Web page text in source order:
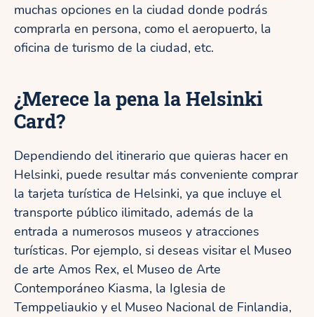
muchas opciones en la ciudad donde podrás
comprarla en persona, como el aeropuerto, la
oficina de turismo de la ciudad, etc.
¿Merece la pena la Helsinki
Card?
Dependiendo del itinerario que quieras hacer en
Helsinki, puede resultar más conveniente comprar
la tarjeta turística de Helsinki, ya que incluye el
transporte público ilimitado, además de la
entrada a numerosos museos y atracciones
turísticas. Por ejemplo, si deseas visitar el Museo
de arte Amos Rex, el Museo de Arte
Contemporáneo Kiasma, la Iglesia de
Temppeliaukio y el Museo Nacional de Finlandia,